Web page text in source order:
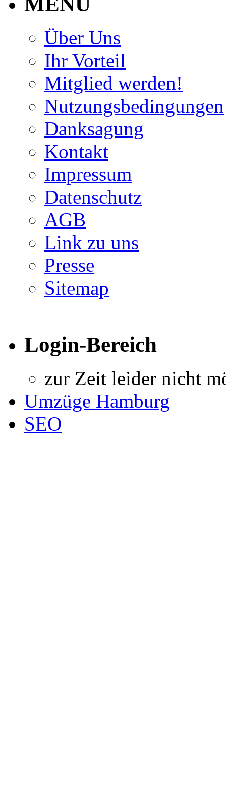
Über Uns
Ihr Vorteil
Mitglied werden!
Nutzungsbedingungen
Danksagung
Kontakt
Impressum
Datenschutz
AGB
Link zu uns
Presse
Sitemap
Login-Bereich
zur Zeit leider nicht
Umzüge Hamburg
SEO